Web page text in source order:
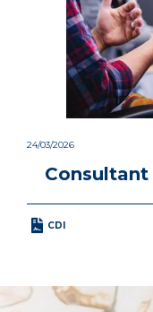
24/03/2026
Consultant
CDI